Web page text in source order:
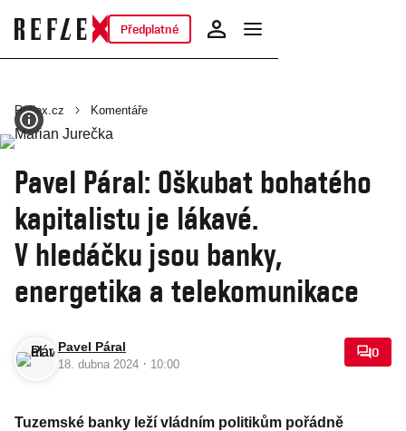
Předplatné
Reflex.cz Komentáře
Pavel Páral: Oškubat bohatého
kapitalistu je lákavé.
V hledáčku jsou banky,
energetika a telekomunikace
Pavel Páral
18. dubna 2024 · 10:00
0
Tuzemské banky leží vládním politikům pořádně